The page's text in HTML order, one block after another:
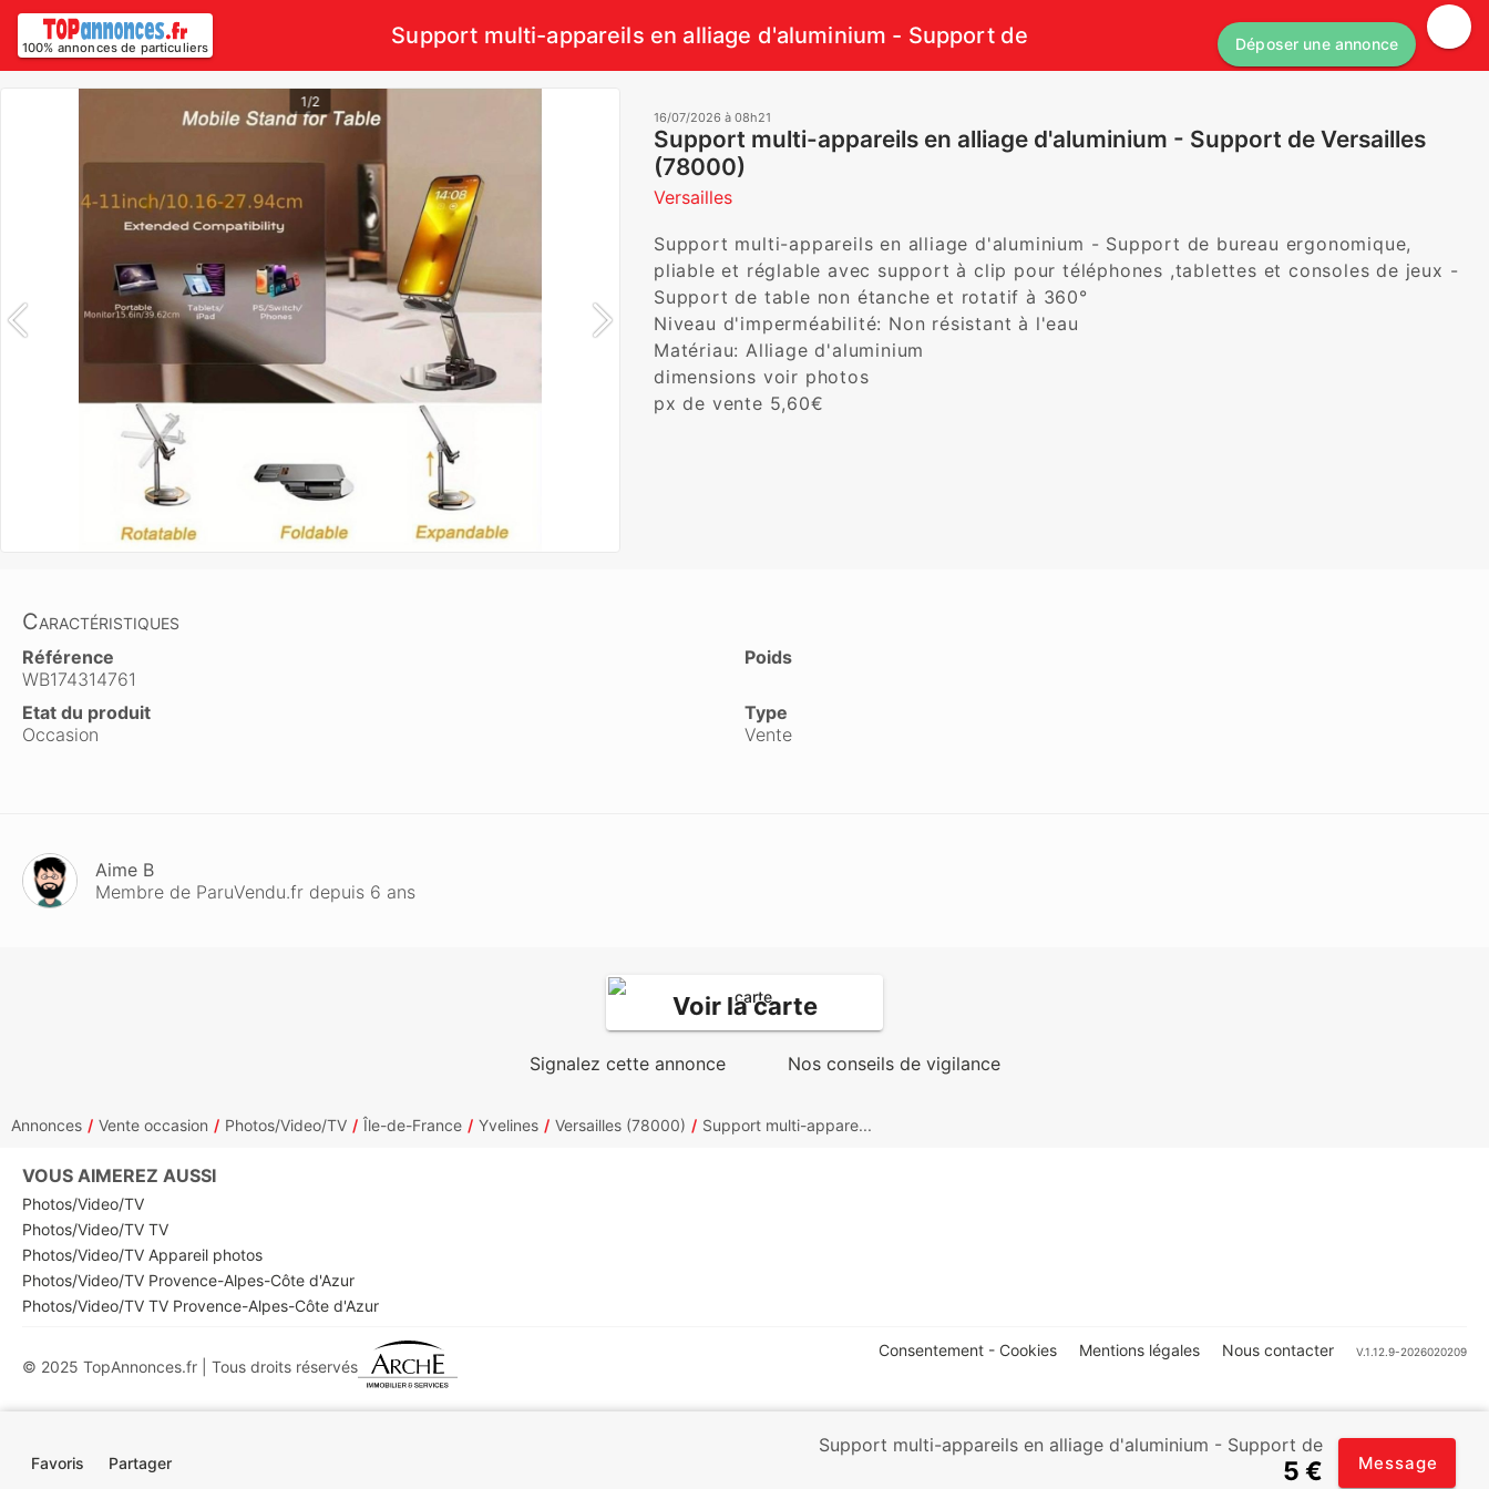
100% annonces de particuliers Support multi-appareils en alliage d'aluminium - Support de Déposer une annonce
1/2
16/07/2026 à 08h21
Support multi-appareils en alliage d'aluminium - Support de Versailles
(78000)
Versailles
Support multi-appareils en alliage d'aluminium - Support de bureau ergonomique,
pliable et réglable avec support à clip pour téléphones ,tablettes et consoles de jeux -
Support de table non étanche et rotatif à 360°
Niveau d'imperméabilité: Non résistant à l'eau
Matériau: Alliage d'aluminium
dimensions voir photos
px de vente 5,60€
Caractéristiques
Référence
WB174314761
Poids
Etat du produit
Occasion
Type
Vente
Aime B
Membre de ParuVendu.fr depuis 6 ans
Voir la carte
Signalez cette annonce Nos conseils de vigilance
Favoris Partager
Support multi-appareils en alliage d'aluminium - Support de
5 € Message
Annonces Vente occasion Photos/Video/TV Île-de-France Yvelines Versailles (78000) Support multi-appare...
VOUS AIMEREZ AUSSI
Photos/Video/TV
Photos/Video/TV TV
Photos/Video/TV Appareil photos
Photos/Video/TV Provence-Alpes-Côte d'Azur
Photos/Video/TV TV Provence-Alpes-Côte d'Azur
© 2025 TopAnnonces.fr | Tous droits réservés
Consentement - Cookies Mentions légales Nous contacter V.1.12.9-2026020209